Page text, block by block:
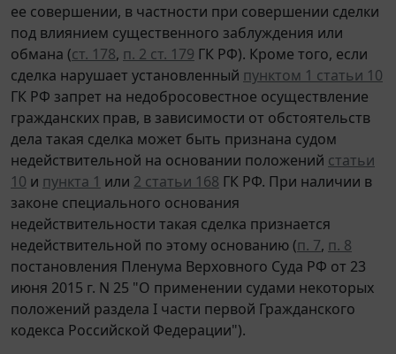
ее совершении, в частности при совершении сделки
под влиянием существенного заблуждения или
обмана (ст. 178, п. 2 ст. 179 ГК РФ). Кроме того, если
сделка нарушает установленный пунктом 1 статьи 10
ГК РФ запрет на недобросовестное осуществление
гражданских прав, в зависимости от обстоятельств
дела такая сделка может быть признана судом
недействительной на основании положений статьи
10 и пункта 1 или 2 статьи 168 ГК РФ. При наличии в
законе специального основания
недействительности такая сделка признается
недействительной по этому основанию (п. 7, п. 8
постановления Пленума Верховного Суда РФ от 23
июня 2015 г. N 25 "О применении судами некоторых
положений раздела I части первой Гражданского
кодекса Российской Федерации").